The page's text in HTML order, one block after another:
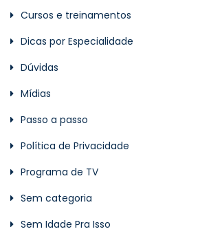
Cursos e treinamentos
Dicas por Especialidade
Dúvidas
Mídias
Passo a passo
Política de Privacidade
Programa de TV
Sem categoria
Sem Idade Pra Isso